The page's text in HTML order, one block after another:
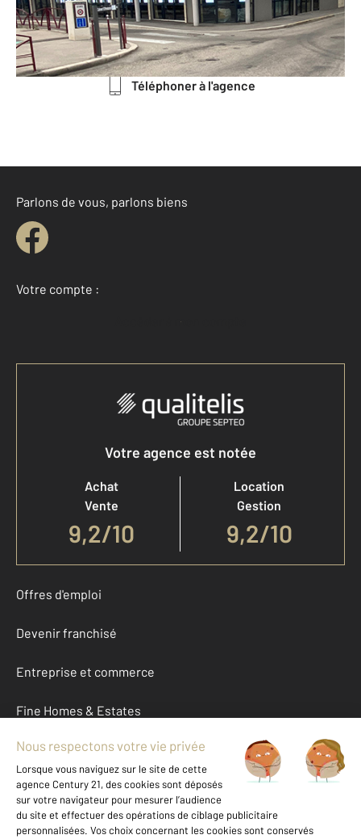
Envoyer un message
Téléphoner à l'agence
Parlons de vous, parlons biens
Votre compte :
Accéder à mon compte
Votre agence est notée
Achat
Vente
9,2/10
Location
Gestion
9,2/10
Offres d'emploi
Devenir franchisé
Entreprise et commerce
Fine Homes & Estates
À propos
International
Nous contacter